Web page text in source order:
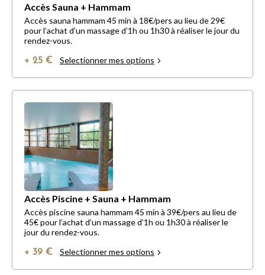
Accès Sauna + Hammam
Accès sauna hammam 45 min à 18€/pers au lieu de 29€
pour l’achat d’un massage d’1h ou 1h30 à réaliser le jour du
rendez-vous.
+ 25 € Selectionner mes options
Accès Piscine + Sauna + Hammam
Accès piscine sauna hammam 45 min à 39€/pers au lieu de
45€ pour l’achat d’un massage d’1h ou 1h30 à réaliser le
jour du rendez-vous.
+ 39 € Selectionner mes options